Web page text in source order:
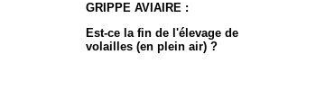
GRIPPE AVIAIRE :
Est-ce la fin de l'élevage de
volailles (en plein air) ?